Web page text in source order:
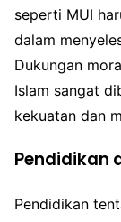
seperti MUI
dalam
Dukungan
Islam sangat
kekuatan dan
Pendidikan
Pendidikan